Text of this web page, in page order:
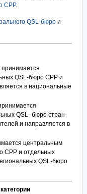
СРР.
QSL-бюрои
принимается
QSL-бюро СРР и
в национальные
QSL- бюро стран-
и направляется в
центральным
СРР и отдельных
QSL-бюро